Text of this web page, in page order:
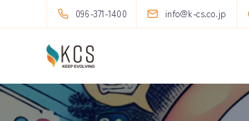
096-371-1400 info@k-cs.co.jp